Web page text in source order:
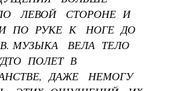
ЛЕВОЙ СТОРОНЕ И
ПО РУКЕ К НОГЕ ДО
МУЗЫКА ВЕЛА ТЕЛО
ПОЛЕТ В
ДАЖЕ НЕМОГУ